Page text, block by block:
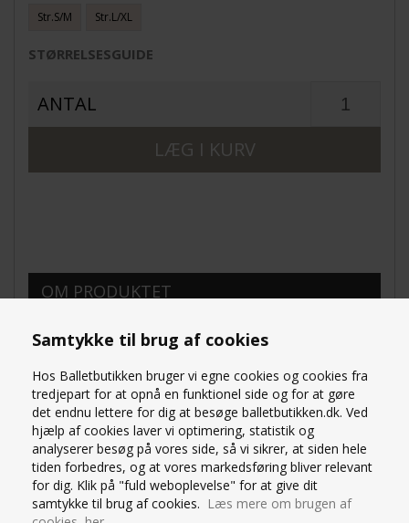
Samtykke til brug af cookies
Hos Balletbutikken bruger vi egne cookies og cookies fra
tredjepart for at opnå en funktionel side og for at gøre
det endnu lettere for dig at besøge balletbutikken.dk. Ved
hjælp af cookies laver vi optimering, statistik og
analyserer besøg på vores side, så vi sikrer, at siden hele
tiden forbedres, og at vores markedsføring bliver relevant
for dig. Klik på "fuld weboplevelse" for at give dit
samtykke til brug af cookies. Læs mere om brugen af
Str.S/M Str.L/XL
STØRRELSESGUIDE
ANTAL
OM PRODUKTET
SPØRG OS
Capezio transition ballet strømpebukser med
hul under fodenmeget fast holdbar kvalitet
Farven er lyserød. 86% Tactel/14%spandex
Bedste kvalitet og pasform
Smalt elastikstykke i taljen med capezio ton i ton
logo
Tajlen er ikke så høj - hvilket giver en flot krop i
balletdragten